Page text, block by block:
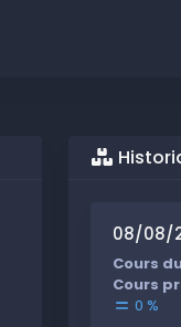
08/08/
Cours
Cours
0 %